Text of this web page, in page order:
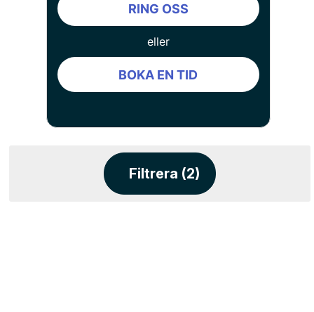
RING OSS
eller
BOKA EN TID
Filtrera (2)